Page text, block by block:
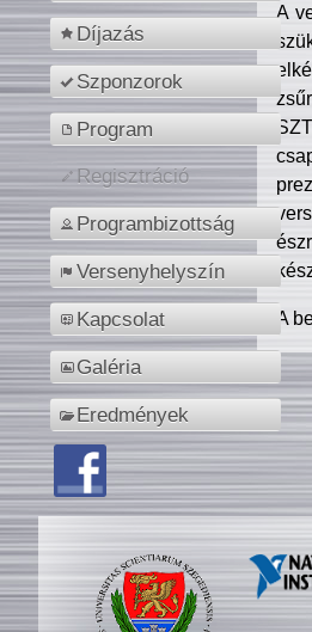
Díjazás
Szponzorok
Program
Regisztráció
Programbizottság
Versenyhelyszín
Kapcsolat
Galéria
Eredmények
A
A